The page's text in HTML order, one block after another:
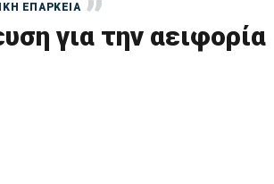
ΕΠΆΡΚΕΙΑ
για την αειφορία